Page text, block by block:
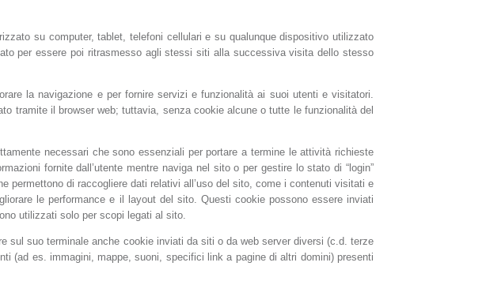
su computer, tablet, telefoni cellulari e su qualunque dispositivo utilizzato
per essere poi ritrasmesso agli stessi siti alla successiva visita dello stesso
la navigazione e per fornire servizi e funzionalità ai suoi utenti e visitatori.
tramite il browser web; tuttavia, senza cookie alcune o tutte le funzionalità del
necessari che sono essenziali per portare a termine le attività richieste
fornite dall’utente mentre naviga nel sito o per gestire lo stato di “login”
permettono di raccogliere dati relativi all’uso del sito, come i contenuti visitati e
le performance e il layout del sito. Questi cookie possono essere inviati
utilizzati solo per scopi legati al sito.
sul suo terminale anche cookie inviati da siti o da web server diversi (c.d. terze
(ad es. immagini, mappe, suoni, specifici link a pagine di altri domini) presenti